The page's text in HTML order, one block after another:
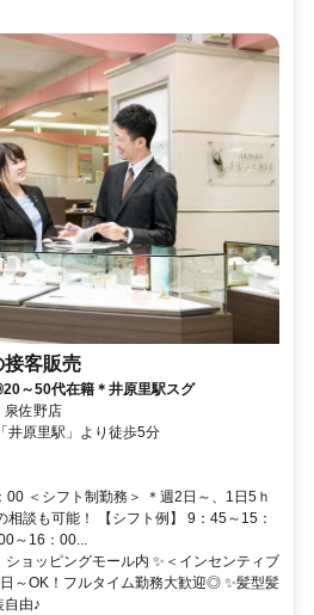
接客販売
～50代在籍＊井原里駅スグ
佐野店
井原里駅」より徒歩5分
＜シフト制勤務＞ ＊週2日～、1日5ｈ
相談も可能！ 【シフト例】 9：45～15：
～16：00...
ショッピングモール内 ✨＜インセンティブ
～OK！フルタイム勤務大歓迎◎ ✨髪型髪
自由♪